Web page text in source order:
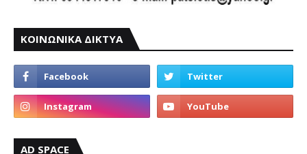
ΚΟΙΝΩΝΙΚΑ ΔΙΚΤΥΑ
AD SPACE